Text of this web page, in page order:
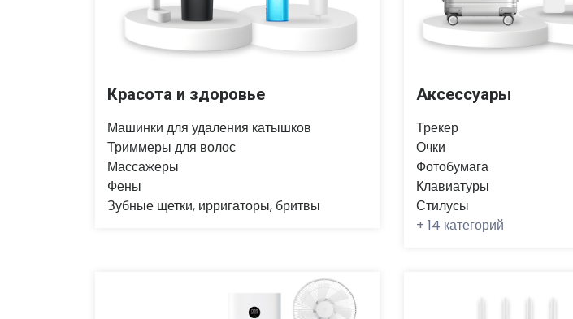
Красота и здоровье
Машинки для удаления катышков
Триммеры для волос
Массажеры
Фены
Зубные щетки, ирригаторы, бритвы
Аксессуары
Трекер
Очки
Фотобумага
Клавиатуры
Стилусы
+ 14 категорий